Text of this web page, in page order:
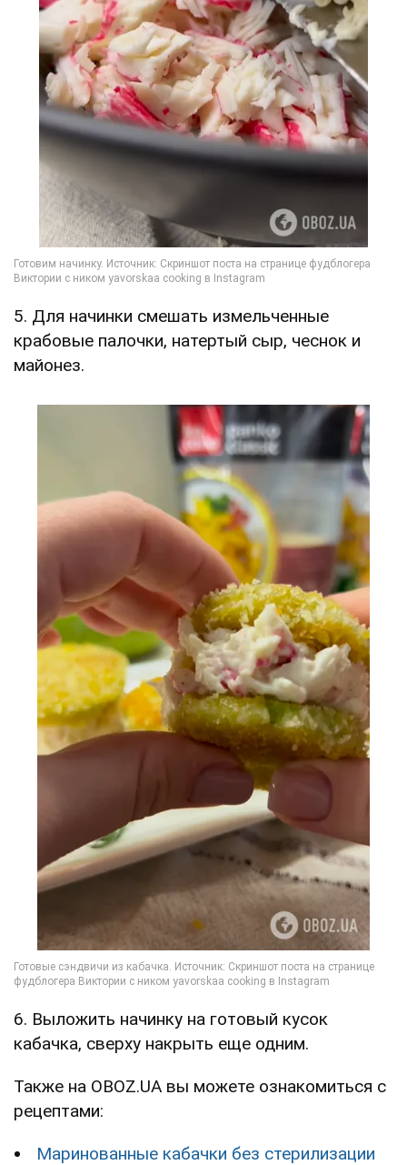
5. Для начинки смешать измельченные
крабовые палочки, натертый сыр, чеснок и
майонез.
6. Выложить начинку на готовый кусок
кабачка, сверху накрыть еще одним.
Также на OBOZ.UA вы можете ознакомиться с
рецептами:
Маринованные кабачки без стерилизации